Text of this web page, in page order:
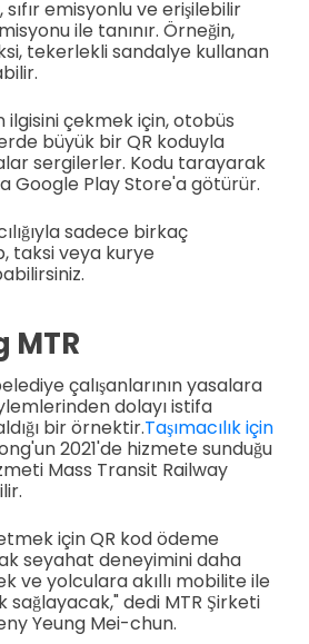
emisyonlu ve erişilebilir
ile tanınır. Örneğin,
tekerlekli sandalye kullanan
ilgisini çekmek için, otobüs
büyük bir QR koduyla
sergilerler. Kodu tarayarak
Google Play Store'a götürür.
sadece birkaç
taksi veya kurye
MTR
çalışanlarının yasalara
dolayı istifa
bir örnektir.Taşımacılık için
2021'de hizmete sunduğu
Mass Transit Railway
için QR kod ödeme
seyahat deneyimini daha
ve yolculara akıllı mobilite ile
sağlayacak," dedi MTR Şirketi
Yeung Mei-chun.